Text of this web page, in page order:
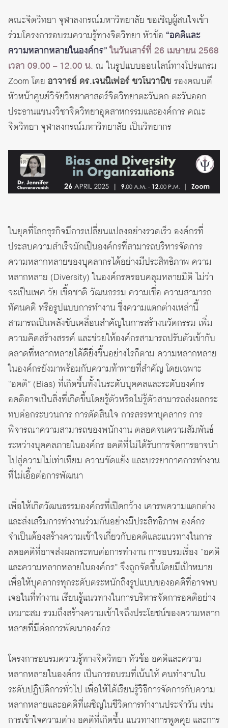
คณะจิตวิทยา จุฬาลงกรณ์มหาวิทยาลัย ขอเชิญผู้สนใจเข้า
ร่วมโครงการอบรมความรู้ทางจิตวิทยา หัวข้อ “อคติและ
ความหลากหลายในองค์กร” ในวันเสาร์ที่ 26 เมษายน 2568
เวลา 09.00 – 12.00 น. ณ ในรูปแบบออนไลน์ทางโปรแกรม
Zoom โดย อาจารย์ ดร.เจนนิเฟอร์ ชวโนวานิชรองคณบดี
หัวหน้าศูนย์วิจัยวิทยาศาสตร์จิตวิทยาตะวันตก-ตะวันออก
ประธานแขนงวิชาจิตวิทยาอุตสาหกรรมและองค์การ คณะ
จิตวิทยา จุฬาลงกรณ์มหาวิทยาลัย เป็นวิทยากร
ในยุคที่โลกธุรกิจมีการเปลี่ยนแปลงอย่างรวดเร็ว องค์กรที่
ประสบความสำเร็จมักเป็นองค์กรที่สามารถบริหารจัดการ
ความหลากหลายของบุคลากรได้อย่างมีประสิทธิภาพ ความ
หลากหลาย (Diversity) ในองค์กรครอบคลุมหลายมิติ ไม่ว่า
จะเป็นเพศ วัย เชื้อชาติ วัฒนธรรม ความเชื่อ ความสามารถ
ทัศนคติ หรือรูปแบบการทำงาน ซึ่งความแตกต่างเหล่านี้
สามารถเป็นพลังขับเคลื่อนสำคัญในการสร้างนวัตกรรม เพิ่ม
ความคิดสร้างสรรค์ และช่วยให้องค์กรสามารถปรับตัวเข้ากับ
ตลาดที่หลากหลายได้ดียิ่งขึ้นอย่างไรก็ตาม ความหลากหลาย
ในองค์กรยังมาพร้อมกับความท้าทายที่สำคัญ โดยเฉพาะ
“อคติ” (Bias) ที่เกิดขึ้นทั้งในระดับบุคคลและระดับองค์กร
อคติอาจเป็นสิ่งที่เกิดขึ้นโดยรู้ตัวหรือไม่รู้ตัวสามารถส่งผลกระ
ทบต่อกระบวนการ การตัดสินใจ การสรรหาบุคลากร การ
พิจารณาความสามารถของพนักงาน ตลอดจนความสัมพันธ์
ระหว่างบุคคลภายในองค์กร อคติที่ไม่ได้รับการจัดการอาจนำ
ไปสู่ความไม่เท่าเทียม ความขัดแย้ง และบรรยากาศการทำงาน
ที่ไม่เอื้อต่อการพัฒนา
เพื่อให้เกิดวัฒนธรรมองค์กรที่เปิดกว้าง เคารพความแตกต่าง
และส่งเสริมการทำงานร่วมกันอย่างมีประสิทธิภาพ องค์กร
จำเป็นต้องสร้างความเข้าใจเกี่ยวกับอคติและแนวทางในการ
ลดอคติที่อาจส่งผลกระทบต่อการทำงาน การอบรมเรื่อง “อคติ
และความหลากหลายในองค์กร” จึงถูกจัดขึ้นโดยมีเป้าหมาย
เพื่อให้บุคลากรทุกระดับตระหนักถึงรูปแบบของอคติที่อาจพบ
เจอในที่ทำงาน เรียนรู้แนวทางในการบริหารจัดการอคติอย่าง
เหมาะสม รวมถึงสร้างความเข้าใจถึงประโยชน์ของความหลาก
หลายที่มีต่อการพัฒนาองค์กร
โครงการอบรมความรู้ทางจิตวิทยา หัวข้อ อคติและความ
หลากหลายในองค์กร เป็นการอบรมที่เน้นให้ คนทำงานใน
ระดับปฏิบัติการทั่วไป เพื่อให้ได้เรียนรู้วิธีการจัดการกับความ
หลากหลายและอคติที่เผชิญในชีวิตการทำงานประจำวัน เช่น
การเข้าใจความต่าง อคติที่เกิดขึ้น แนวทางการพูดคุย และการ